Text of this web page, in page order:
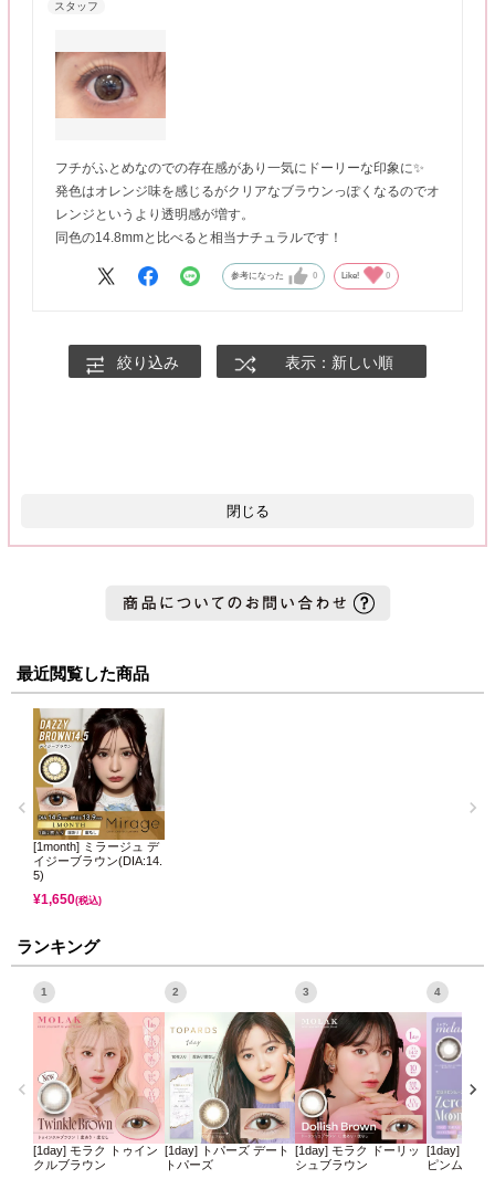
フチがふとめなのでの存在感があり一気にドーリーな印象に✨
発色はオレンジ味を感じるがクリアなブラウンっぽくなるのでオ
レンジというより透明感が増す。
同色の14.8mmと比べると相当ナチュラルです！
参考になった 0 Like! 0
絞り込み 表示：新しい順
閉じる
最近閲覧した商品
[1month] ミラージュ デ
イジーブラウン(DIA:14.
5)
¥1,650(税込)
ランキング
1
[1day] モラク トゥイン
クルブラウン
2
[1day] トパーズ デート
トパーズ
3
[1day] モラク ドーリッ
シュブラウン
4
[1day] ミレ
ピンムーン